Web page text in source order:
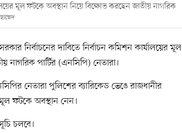
মূল ফটকে অবস্থান নিয়ে বিক্ষোভ করছেন জাতীয় নাগরিক
নির্বাচনের দাবিতে নির্বাচন কমিশন কার্যালয়ের মূল
পার্টির (এনসিপি) নেতারা।
নেতারা পুলিশের ব্যারিকেড ভেঙে রাজধানীর
ফটকে অবস্থান নেন।
চলবে।